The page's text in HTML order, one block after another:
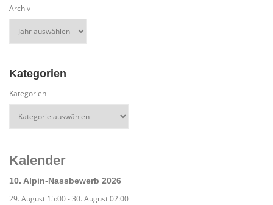
Archiv
Kategorien
Kategorien
Kalender
10. Alpin-Nassbewerb 2026
29. August 15:00-30. August 02:00